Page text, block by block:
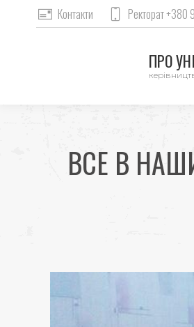
Контакти Ректорат +380
ПРО
ВСЕ В